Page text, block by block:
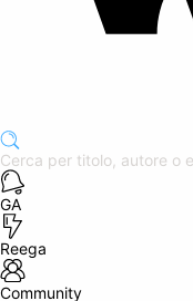
GA
Reega
Community